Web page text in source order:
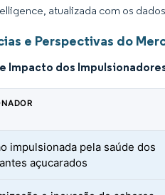
atualizada com os
e Perspectivas do
Impacto dos
impulsionada pela saúde dos
açucarados